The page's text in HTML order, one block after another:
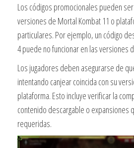
Los códigos promocionales pueden
versiones de Mortal Kombat 11 o
particulares. Por ejemplo, un código
4 puede no funcionar en las versiones
Los jugadores deben asegurarse de
intentando canjear coincida con su
plataforma. Esto incluye verificar la
contenido descargable o expansiones
requeridas.